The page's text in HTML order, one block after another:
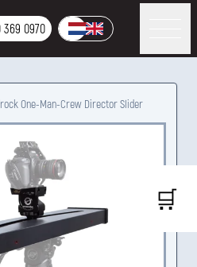
369 0970
One-Man-Crew Director Slider
🛒